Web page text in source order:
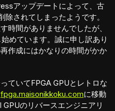
アップデートによって、古
されてしまったようです。
時間がありませんでしたが、
めています。誠に申し訳あり
作成にはかなりの時間がかか
ていてFPGA GPUとレトロな
fpga.maisonikkoku.comに移動
のリバースエンジニアリ